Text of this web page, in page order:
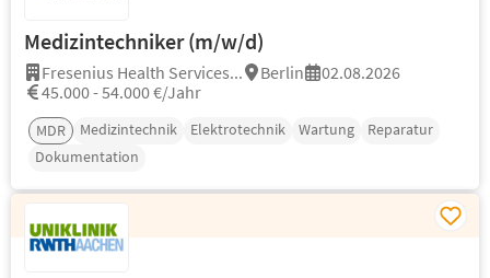
Medizintechniker (m/w/d)
Fresenius Health Services... Berlin
02.08.2026
45.000 - 54.000 €/Jahr
MDR Medizintechnik Elektrotechnik Wartung
Reparatur
Dokumentation